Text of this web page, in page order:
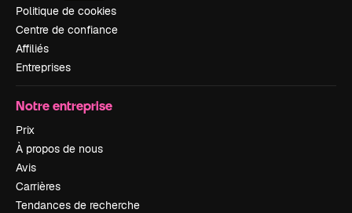
Politique de cookies
Centre de confiance
Affiliés
Entreprises
Notre entreprise
Prix
À propos de nous
Avis
Carrières
Tendances de recherche